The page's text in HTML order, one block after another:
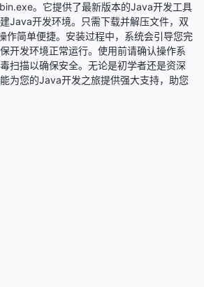
。它提供了最新版本的Java开发工具
Java开发环境。只需下载并解压文件，双
作简单便捷。安装过程中，系统会引导您完
开发环境正常运行。使用前请确认操作系
扫描以确保安全。无论是初学者还是资深
为您的Java开发之旅提供强大支持，助您